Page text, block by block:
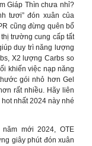
Giáp Thìn chưa nhỉ?
tươi” đón xuân của
cũng đừng quên bổ
trường cung cấp tất
duy trì năng lượng
X2 lượng Carbs so
khiến việc nạp năng
gói nhỏ hơn Gel
rất nhiều. Hãy liên
nhất 2024 này nhé
năm mới 2024, OTE
giây phút đón xuân